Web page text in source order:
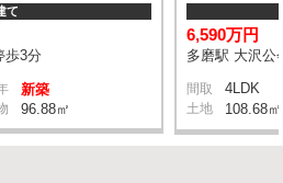
て
歩3分
新築
96.88㎡
6,590万円
多磨駅 大沢公
間取 4LDK
土地 108.68㎡